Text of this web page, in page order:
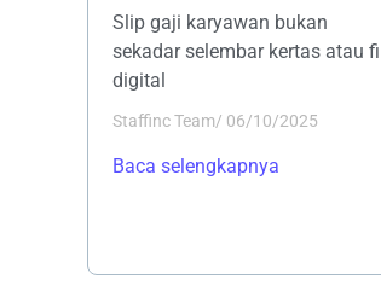
Slip gaji karyawan bukan
sekadar selembar kertas atau
digital
Staffinc Team/ 06/10/2025
Baca selengkapnya